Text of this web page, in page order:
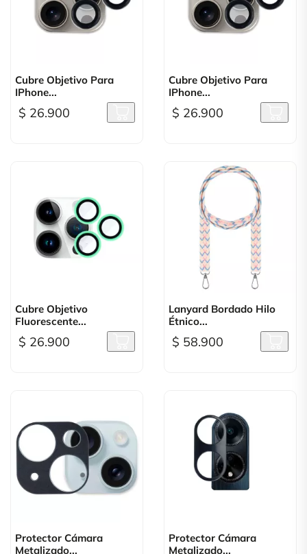
Cubre Objetivo Para
IPhone...
$ 26.900
Cubre Objetivo Para
IPhone...
$ 26.900
Cubre Objetivo
Fluorescente...
$ 26.900
Lanyard Bordado Hilo
Étnico...
$ 58.900
Protector Cámara
Metalizado...
Protector Cámara
Metalizado...